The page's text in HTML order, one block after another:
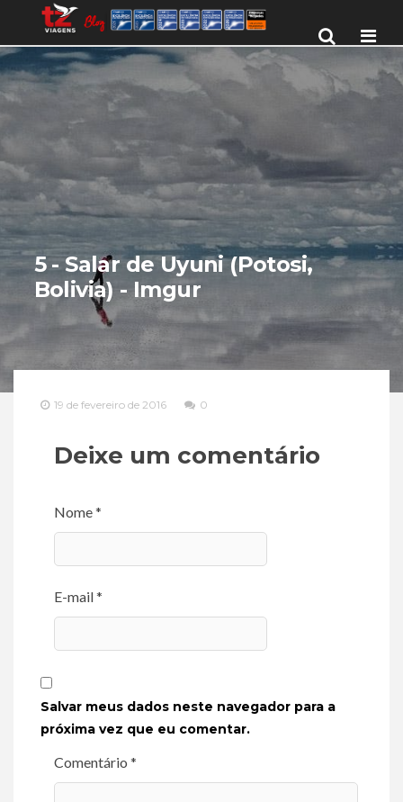
5 - Salar de Uyuni (Potosi,
Bolivia) - Imgur
19 de fevereiro de 2016 0
Deixe um comentário
Nome *
E-mail *
Salvar meus dados neste navegador para a
próxima vez que eu comentar.
Comentário *